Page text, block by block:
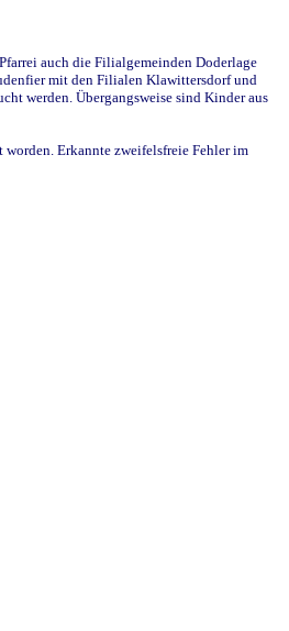
auch die Filialgemeinden Doderlage
mit den Filialen Klawittersdorf und
werden. Übergangsweise sind Kinder aus
Erkannte zweifelsfreie Fehler im